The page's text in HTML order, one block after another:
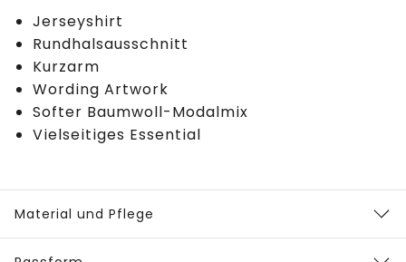
Jerseyshirt
Rundhalsausschnitt
Kurzarm
Wording Artwork
Softer Baumwoll-Modalmix
Vielseitiges Essential
Material und Pflege